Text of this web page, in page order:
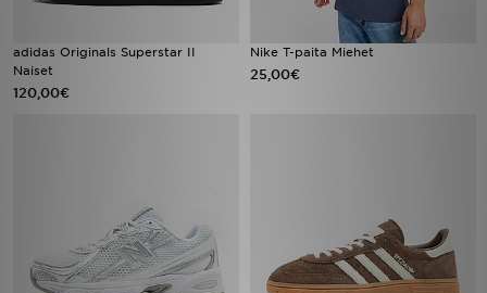
adidas Originals Superstar II
Naiset
120,00€
Nike T-paita Miehet
25,00€